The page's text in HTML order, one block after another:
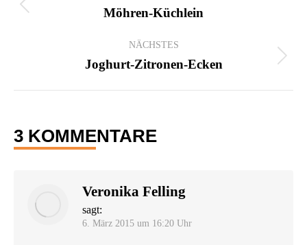
Vorheriger
Möhren-Küchlein
NÄCHSTES
Nächster
Joghurt-Zitronen-Ecken
3 KOMMENTARE
Veronika Felling
sagt:
6. März 2015 um 16:20 Uhr